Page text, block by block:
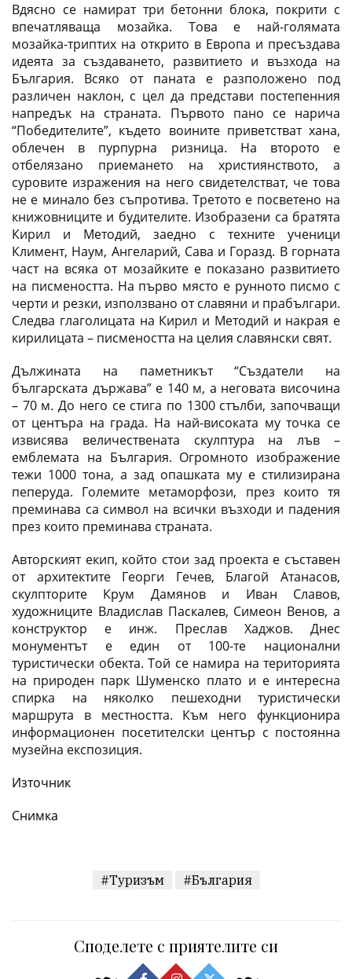
Вдясно се намират три бетонни блока, покрити с
впечатляваща мозайка. Това е най-голямата
мозайка-триптих на открито в Европа и пресъздава
идеята за създаването, развитието и възхода на
България. Всяко от паната е разположено под
различен наклон, с цел да представи постепенния
напредък на страната. Първото пано се нарича
“Победителите”, където воините приветстват хана,
облечен в пурпурна ризница. На второто е
отбелязано приемането на християнството, а
суровите изражения на него свидетелстват, че това
не е минало без съпротива. Третото е посветено на
книжовниците и будителите. Изобразени са братята
Кирил и Методий, заедно с техните ученици
Климент, Наум, Ангеларий, Сава и Горазд. В горната
част на всяка от мозайките е показано развитието
на писмеността. На първо място е рунното писмо с
черти и резки, използвано от славяни и прабългари.
Следва глаголицата на Кирил и Методий и накрая е
кирилицата – писмеността на целия славянски свят.
Дължината на паметникът “Създатели на
българската държава” е 140 м, а неговата височина
– 70 м. До него се стига по 1300 стълби, започващи
от центъра на града. На най-високата му точка се
извисява величествената скулптура на лъв –
емблемата на България. Огромното изображение
тежи 1000 тона, а зад опашката му е стилизирана
пеперуда. Големите метаморфози, през които тя
преминава са символ на всички възходи и падения
през които преминава страната.
Авторският екип, който стои зад проекта е съставен
от архитектите Георги Гечев, Благой Атанасов,
скулпторите Крум Дамянов и Иван Славов,
художниците Владислав Паскалев, Симеон Венов, а
конструктор е инж. Преслав Хаджов. Днес
монументът е един от 100-те национални
туристически обекта. Той се намира на територията
на природен парк Шуменско плато и е интересна
спирка на няколко пешеходни туристически
маршрута в местността. Към него функционира
информационен посетителски център с постоянна
музейна експозиция.
Източник
Снимка
#Туризъм #България
Споделете с приятелите си